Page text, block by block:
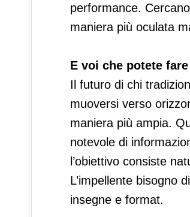
performance.
maniera più oculata
E voi che potete
Il futuro di chi
muoversi verso
maniera più ampia.
notevole di
l’obiettivo consiste
L’impellente bisogno
insegne e format.